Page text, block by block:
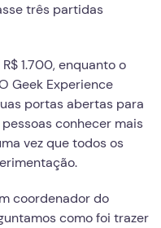
três partidas
1.700, enquanto o
Geek Experience
portas abertas para
conhecer mais
vez que todos os
coordenador do
como foi trazer